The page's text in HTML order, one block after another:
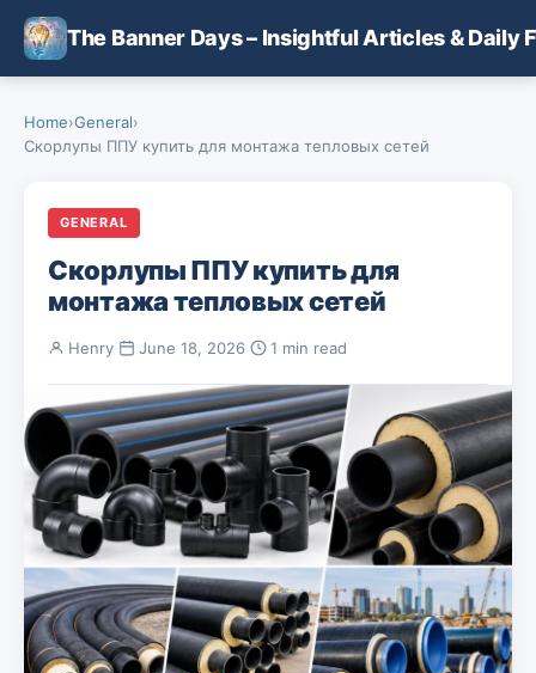
Skip to main content
The Banner Days – Insightful Articles & Daily
Home›General›
Скорлупы ППУ купить для монтажа тепловых сетей
GENERAL
Скорлупы ППУ купить для
монтажа тепловых сетей
Henry June 18, 2026 1 min read